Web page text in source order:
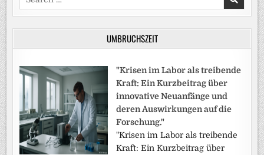
for:
UMBRUCHSZEIT
"Krisen im Labor als treibende
Kraft: Ein Kurzbeitrag über
innovative Neuanfänge und
deren Auswirkungen auf die
Forschung."
"Krisen im Labor als treibende
Kraft: Ein Kurzbeitrag über